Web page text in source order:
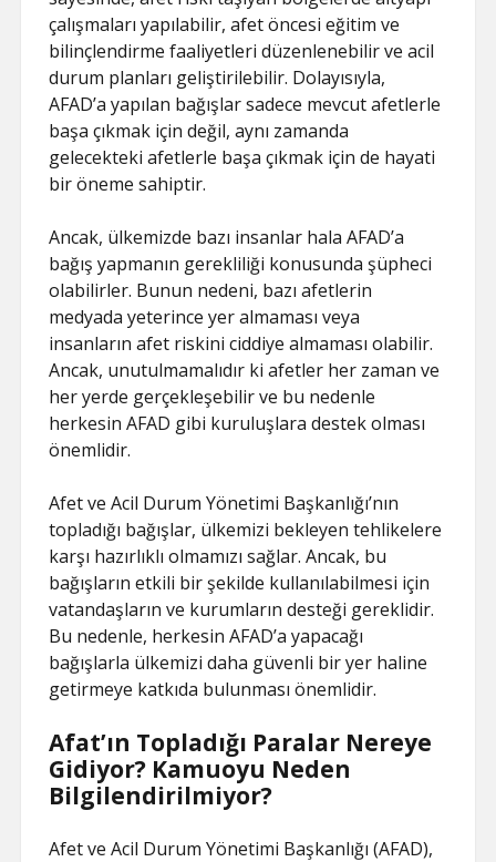
çalışmaları yapılabilir, afet öncesi eğitim ve
bilinçlendirme faaliyetleri düzenlenebilir ve acil
durum planları geliştirilebilir. Dolayısıyla,
AFAD’a yapılan bağışlar sadece mevcut afetlerle
başa çıkmak için değil, aynı zamanda
gelecekteki afetlerle başa çıkmak için de hayati
bir öneme sahiptir.
Ancak, ülkemizde bazı insanlar hala AFAD’a
bağış yapmanın gerekliliği konusunda şüpheci
olabilirler. Bunun nedeni, bazı afetlerin
medyada yeterince yer almaması veya
insanların afet riskini ciddiye almaması olabilir.
Ancak, unutulmamalıdır ki afetler her zaman ve
her yerde gerçekleşebilir ve bu nedenle
herkesin AFAD gibi kuruluşlara destek olması
önemlidir.
Afet ve Acil Durum Yönetimi Başkanlığı’nın
topladığı bağışlar, ülkemizi bekleyen tehlikelere
karşı hazırlıklı olmamızı sağlar. Ancak, bu
bağışların etkili bir şekilde kullanılabilmesi için
vatandaşların ve kurumların desteği gereklidir.
Bu nedenle, herkesin AFAD’a yapacağı
bağışlarla ülkemizi daha güvenli bir yer haline
getirmeye katkıda bulunması önemlidir.
Afat’ın Topladığı Paralar Nereye
Gidiyor? Kamuoyu Neden
Bilgilendirilmiyor?
Afet ve Acil Durum Yönetimi Başkanlığı (AFAD),